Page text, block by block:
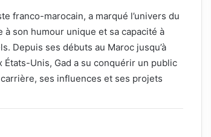
franco-marocain, a marqué l’univers du
à son humour unique et sa capacité à
Depuis ses débuts au Maroc jusqu’à
États-Unis, Gad a su conquérir un public
ses influences et ses projets